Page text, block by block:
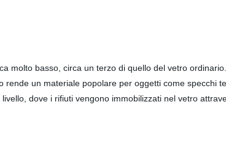
molto basso, circa un terzo di quello del vetro
un materiale popolare per oggetti come specchi
dove i rifiuti vengono immobilizzati nel vetro